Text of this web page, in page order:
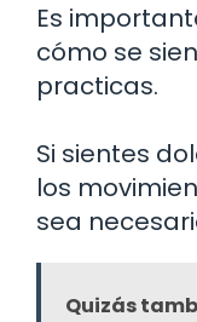
Es
cómo se
practicas.
Si sientes
los
sea
Quizás